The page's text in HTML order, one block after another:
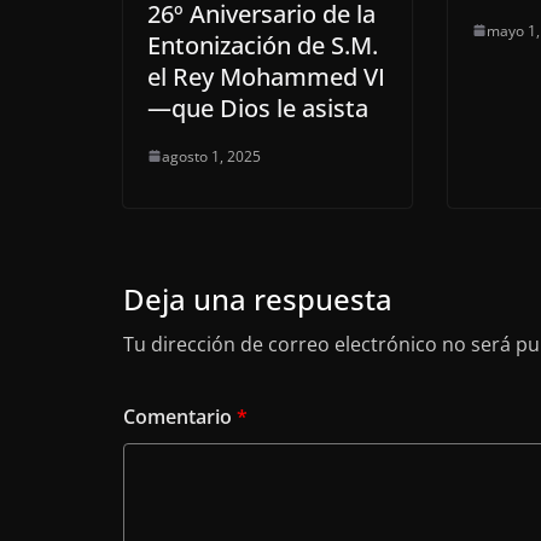
26º Aniversario de la
Entonización de S.M.
el Rey Mohammed VI
—que Dios le asista
agosto 1, 2025
mayo
Deja una respuesta
Tu dirección de correo electrónico no será
Comentario *